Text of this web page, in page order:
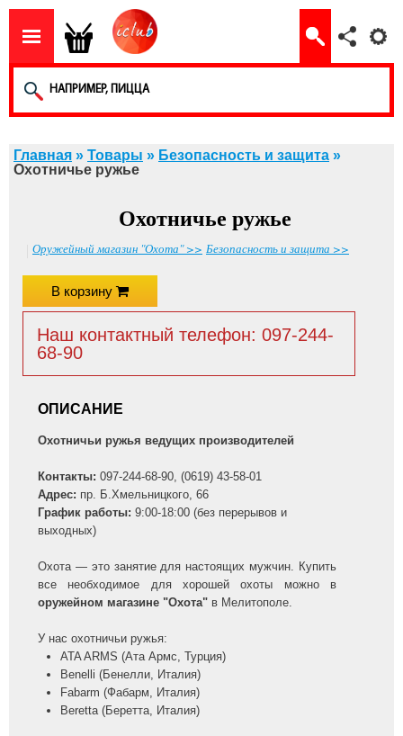
Главная » Товары » Безопасность и защита »
Охотничье ружье
Охотничье ружье
Оружейный магазин "Охота" >> Безопасность и защита >>
В корзину
Наш контактный телефон: 097-244-
68-90
ОПИСАНИЕ
Охотничьи ружья ведущих производителей
Контакты: 097-244-68-90, (0619) 43-58-01
Адрес: пр. Б.Хмельницкого, 66
График работы: 9:00-18:00 (без перерывов и
выходных)
Охота — это занятие для настоящих мужчин. Купить
все необходимое для хорошей охоты можно в
оружейном магазине "Охота" в Мелитополе.
У нас охотничьи ружья:
ATA ARMS (Ата Армс, Турция)
Benelli (Бенелли, Италия)
Fabarm (Фабарм, Италия)
Beretta (Беретта, Италия)